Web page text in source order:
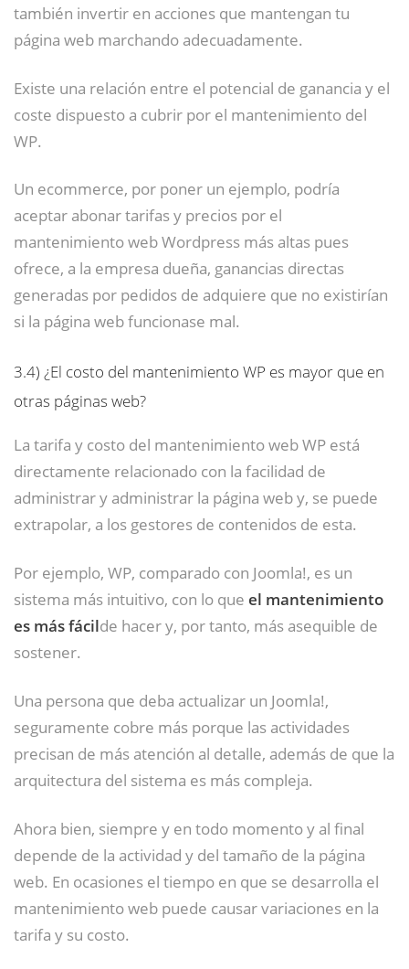
también invertir en acciones que mantengan tu
página web marchando adecuadamente.
Existe una relación entre el potencial de ganancia y el
coste dispuesto a cubrir por el mantenimiento del
WP.
Un ecommerce, por poner un ejemplo, podría
aceptar abonar tarifas y precios por el
mantenimiento web Wordpress más altas pues
ofrece, a la empresa dueña, ganancias directas
generadas por pedidos de adquiere que no existirían
si la página web funcionase mal.
3.4) ¿El costo del mantenimiento WP es mayor que en
otras páginas web?
La tarifa y costo del mantenimiento web WP está
directamente relacionado con la facilidad de
administrar y administrar la página web y, se puede
extrapolar, a los gestores de contenidos de esta.
Por ejemplo, WP, comparado con Joomla!, es un
sistema más intuitivo, con lo que el mantenimiento
es más fácilde hacer y, por tanto, más asequible de
sostener.
Una persona que deba actualizar un Joomla!,
seguramente cobre más porque las actividades
precisan de más atención al detalle, además de que la
arquitectura del sistema es más compleja.
Ahora bien, siempre y en todo momento y al final
depende de la actividad y del tamaño de la página
web. En ocasiones el tiempo en que se desarrolla el
mantenimiento web puede causar variaciones en la
tarifa y su costo.